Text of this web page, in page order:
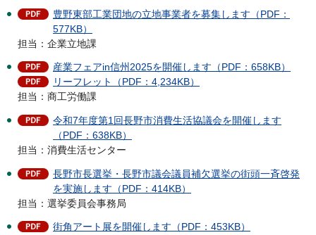
豊野東部工業団地の立地事業者を募集します（PDF：
577KB）
担当：企業立地課
産業フェアin信州2025を開催します（PDF：658KB）
リーフレット（PDF：4,234KB）
担当：商工労働課
令和7年度第1回長野市消費生活協議会を開催します
（PDF：638KB）
担当：消費生活センター
長野市長選挙・長野市議会議員補欠選挙の街頭一斉啓発
を実施します（PDF：414KB）
担当：選挙委員会事務局
街角アート展を開催します（PDF：453KB）